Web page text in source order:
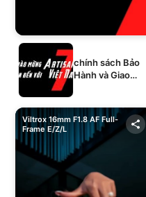
chính sách Bảo
Hành và Giao
Viltrox 16mm F1.8 AF Full-
Frame E/Z/L